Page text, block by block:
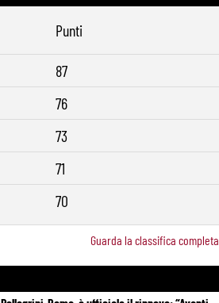
Punti
87
76
73
71
70
Guarda la classifica completa